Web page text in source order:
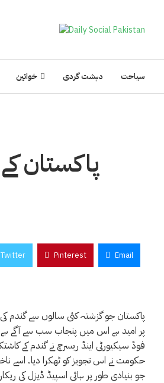
خواتین دہشت گردی سیاحت
پاکستان
Twitter Pinterest Email
پاکستان جو گزشتہ کئی سالوں سے گندم
پر امید ہے اس میں پنجاب سب سے آگے ہے
جو بنیادی طور پر ہائی اسپیڈ ڈیزل کی